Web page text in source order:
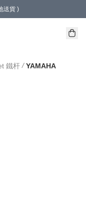
送貨 )
鐵杆 / YAMAHA